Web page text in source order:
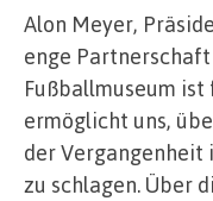
Alon Meyer,
enge
Fußballmuseum ist
ermöglicht uns,
der Vergangenheit
zu schlagen. Über